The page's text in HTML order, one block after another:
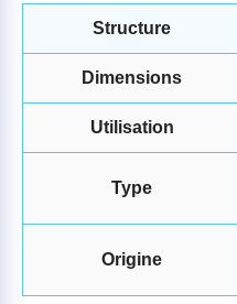
Structure
Dimensions
Utilisation
Type
Origine